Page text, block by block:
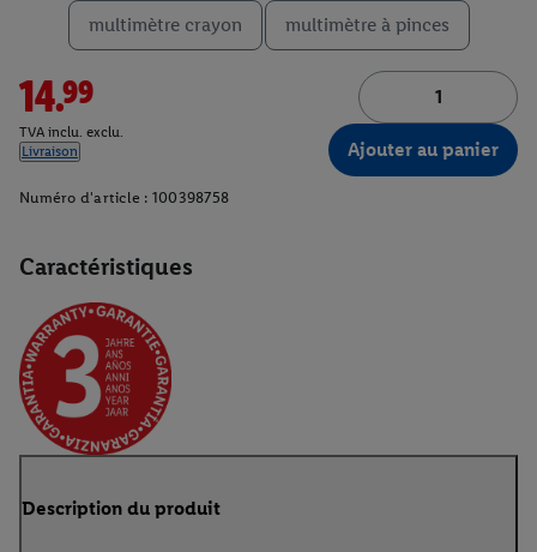
Caractéristiques
multimètre crayon multimètre à pinces
14.99
TVA inclu. exclu.
Livraison
Ajouter au panier
Numéro d'article : 100398758
Description du produit